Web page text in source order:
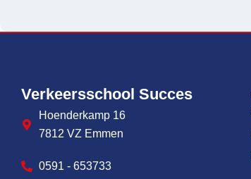
Verkeersschool Succes
Hoenderkamp 16
7812 VZ Emmen
0591 - 653733